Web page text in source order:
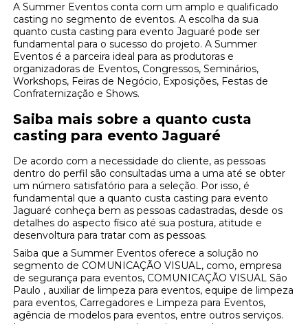
A Summer Eventos conta com um amplo e qualificado
casting no segmento de eventos. A escolha da sua
quanto custa casting para evento Jaguaré pode ser
fundamental para o sucesso do projeto. A Summer
Eventos é a parceira ideal para as produtoras e
organizadoras de Eventos, Congressos, Seminários,
Workshops, Feiras de Negócio, Exposições, Festas de
Confraternização e Shows.
Saiba mais sobre a quanto custa
casting para evento Jaguaré
De acordo com a necessidade do cliente, as pessoas
dentro do perfil são consultadas uma a uma até se obter
um número satisfatório para a seleção. Por isso, é
fundamental que a quanto custa casting para evento
Jaguaré conheça bem as pessoas cadastradas, desde os
detalhes do aspecto físico até sua postura, atitude e
desenvoltura para tratar com as pessoas.
Saiba que a Summer Eventos oferece a solução no
segmento de COMUNICAÇÃO VISUAL, como, empresa
de segurança para eventos, COMUNICAÇÃO VISUAL São
Paulo , auxiliar de limpeza para eventos, equipe de limpeza
para eventos, Carregadores e Limpeza para Eventos,
agência de modelos para eventos, entre outros serviços.